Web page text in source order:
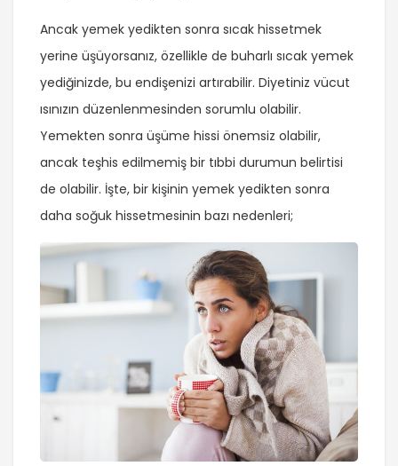
Ancak yemek yedikten sonra sıcak hissetmek
yerine üşüyorsanız, özellikle de buharlı sıcak yemek
yediğinizde, bu endişenizi artırabilir. Diyetiniz vücut
ısınızın düzenlenmesinden sorumlu olabilir.
Yemekten sonra üşüme hissi önemsiz olabilir,
ancak teşhis edilmemiş bir tıbbi durumun belirtisi
de olabilir. İşte, bir kişinin yemek yedikten sonra
daha soğuk hissetmesinin bazı nedenleri;